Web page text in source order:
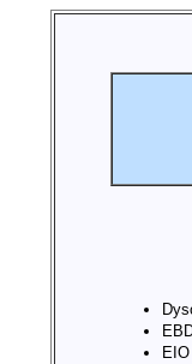
EIO